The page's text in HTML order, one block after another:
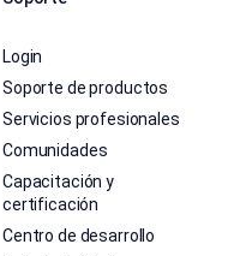
Login
Soporte de productos
Servicios profesionales
Comunidades
Capacitación y
certificación
Centro de desarrollo